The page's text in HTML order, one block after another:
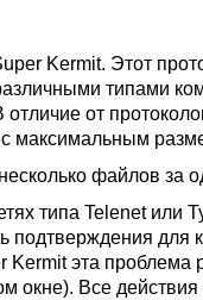
Kermit. Этот
типами
от
максимальным
файлов за
типа Telenet или
для
Kermit эта проблема
окне). Все